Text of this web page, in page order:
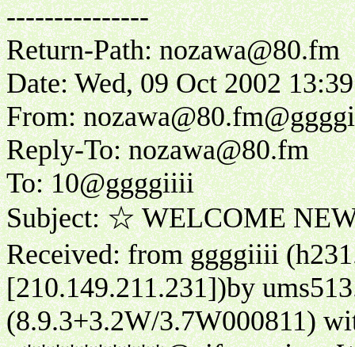
---------------
Return-Path: nozawa@80.fm
Date: Wed, 09 Oct 2002
From:
Reply-To: nozawa@80.fm
To: 10@ggggiiii
Subject: ☆ WELCOME
Received: from ggggiiii
[210.149.211.231])by
(8.9.3+3.2W/3.7W000811)